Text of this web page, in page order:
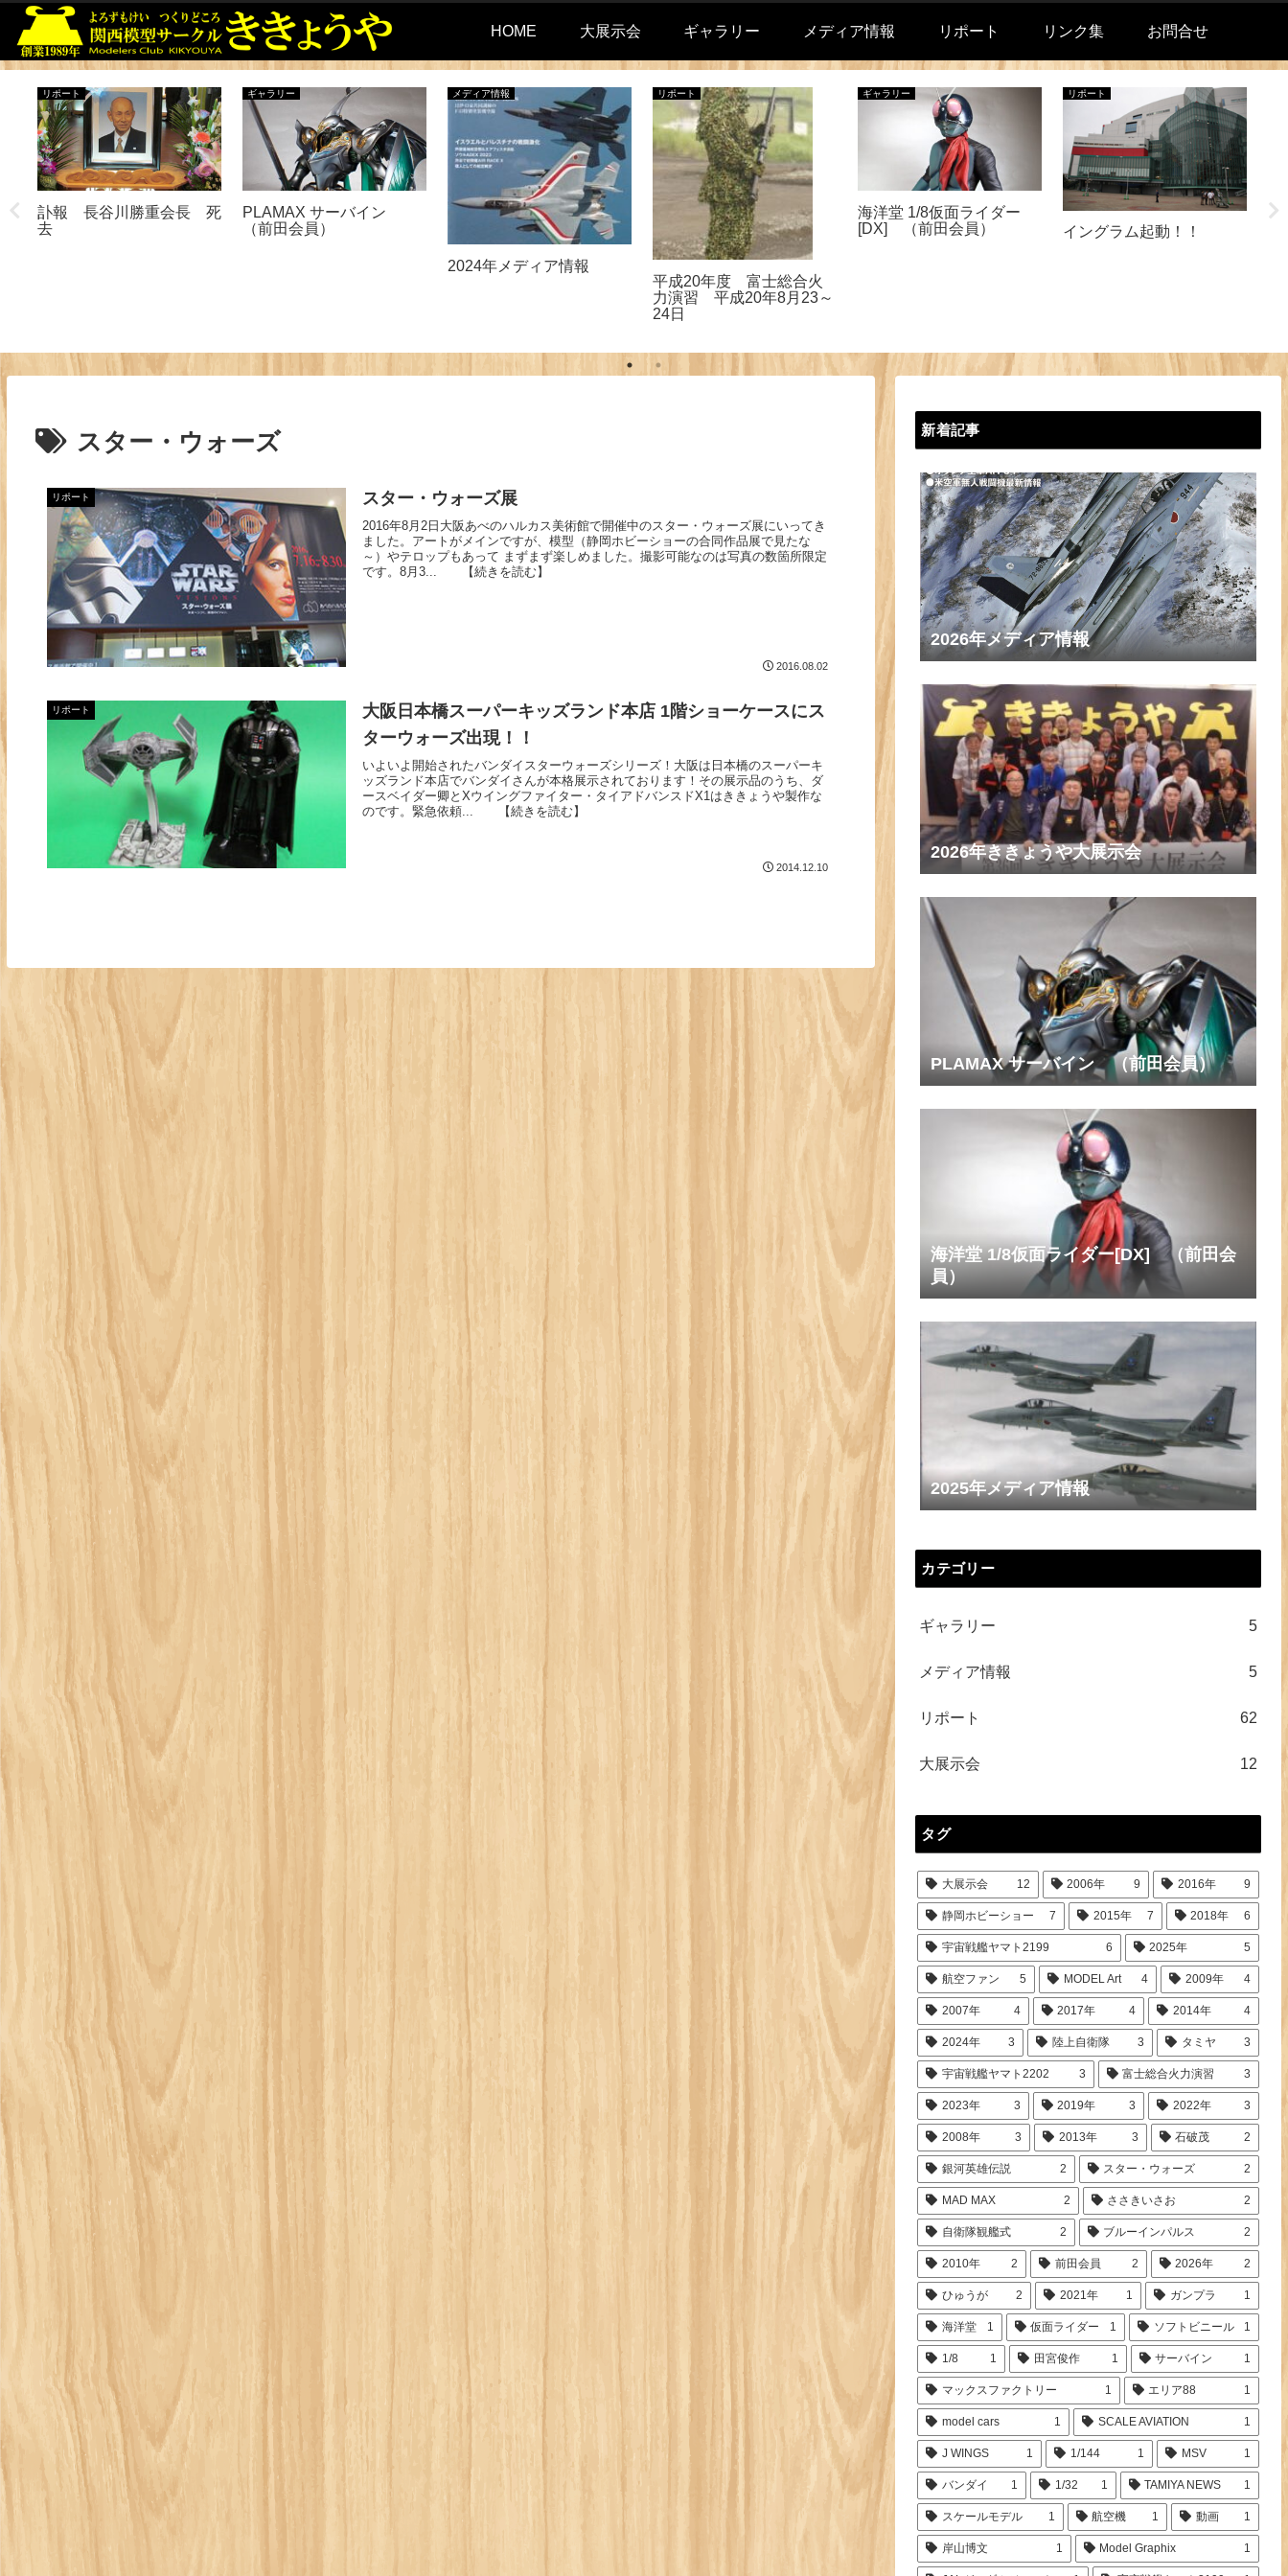
HOME 大展示会 ギャラリー メディア情報 リポート リンク集 お問合せ
リポート
訃報 長谷川勝重会長 死
去
ギャラリー
PLAMAX サーバイン
（前田会員）
メディア情報
2024年メディア情報
リポート
平成20年度 富士総合火
力演習 平成20年8月23～
24日
ギャラリー
海洋堂 1/8仮面ライダー
[DX] （前田会員）
リポート
イングラム起動！！
スター・ウォーズ
リポート スター・ウォーズ展
2016年8月2日大阪あべのハルカス美術館で開催中のスター・ウォーズ展にいってき
ました。アートがメインですが、模型（静岡ホビーショーの合同作品展で見たな
～）やテロップもあって まずまず楽しめました。撮影可能なのは写真の数箇所限定
です。8月3... 【続きを読む】
2016.08.02
リポート
大阪日本橋スーパーキッズランド本店 1階ショーケースにス
ターウォーズ出現！！
いよいよ開始されたバンダイスターウォーズシリーズ！大阪は日本橋のスーパーキ
ッズランド本店でバンダイさんが本格展示されております！その展示品のうち、ダ
ースベイダー卿とXウイングファイター・タイアドバンスドX1はききょうや製作な
のです。緊急依頼... 【続きを読む】
2014.12.10
新着記事
2026年メディア情報
2026年ききょうや大展示会
PLAMAX サーバイン （前田会員）
海洋堂 1/8仮面ライダー[DX] （前田会
員）
2025年メディア情報
カテゴリー
ギャラリー 5
メディア情報 5
リポート 62
大展示会 12
タグ
大展示会 12 2006年 9 2016年 9
静岡ホビーショー 7 2015年 7 2018年 6
宇宙戦艦ヤマト2199 6 2025年 5
航空ファン 5 MODEL Art 4 2009年 4
2007年 4 2017年 4 2014年 4
2024年 3 陸上自衛隊 3 タミヤ 3
宇宙戦艦ヤマト2202 3 富士総合火力演習 3
2023年 3 2019年 3 2022年 3
2008年 3 2013年 3 石破茂 2
銀河英雄伝説 2 スター・ウォーズ 2
MAD MAX 2 ささきいさお 2
自衛隊観艦式 2 ブルーインパルス 2
2010年 2 前田会員 2 2026年 2
ひゅうが 2 2021年 1 ガンプラ 1
海洋堂 1 仮面ライダー 1 ソフトビニール 1
1/8 1 田宮俊作 1 サーバイン 1
マックスファクトリー 1 エリア88 1
model cars 1 SCALE AVIATION 1
J WINGS 1 1/144 1 MSV 1
バンダイ 1 1/32 1 TAMIYA NEWS 1
スケールモデル 1 航空機 1 動画 1
岸山博文 1 Model Graphix 1